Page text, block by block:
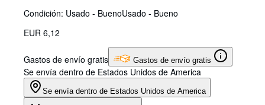
Condición: Usado - BuenoUsado - Bueno
EUR 6,12
Gastos de envío gratis Gastos de envío gratis
Se envía dentro de Estados Unidos de America
Se envía dentro de Estados Unidos de America